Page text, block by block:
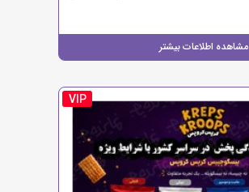
مشاهده اطلاعات بیشتر
VIP